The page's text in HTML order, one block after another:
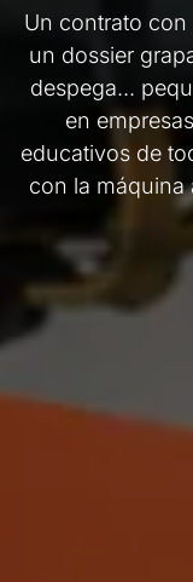
Un contrato con
un dossier
despega...
en
educativos de
con la máquina